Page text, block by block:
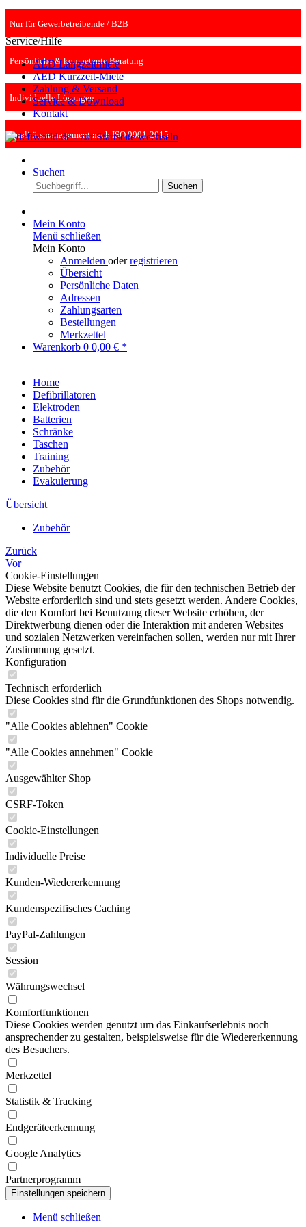
Nur für Gewerbetreibende / B2B
Persönliche & kompetente Beratung
Individuelle Lösungen
Qualitätsmanagement nach ISO 9001:2015
Service/Hilfe
AED Langzeitmiete
AED Kurzzeit-Miete
Zahlung & Versand
Service & Download
Kontakt
Suchen
Suchen
Mein Konto
Menü schließen
Mein Konto
Anmelden oderregistrieren
Übersicht
Persönliche Daten
Adressen
Zahlungsarten
Bestellungen
Merkzettel
Warenkorb 0 0,00 € *
Home
Defibrillatoren
Elektroden
Batterien
Schränke
Taschen
Training
Zubehör
Evakuierung
Übersicht
Zubehör
Zurück
Vor
Cookie-Einstellungen
Diese Website benutzt Cookies, die für den technischen Betrieb der
Website erforderlich sind und stets gesetzt werden. Andere Cookies,
die den Komfort bei Benutzung dieser Website erhöhen, der
Direktwerbung dienen oder die Interaktion mit anderen Websites
und sozialen Netzwerken vereinfachen sollen, werden nur mit Ihrer
Zustimmung gesetzt.
Konfiguration
Technisch erforderlich
Diese Cookies sind für die Grundfunktionen des Shops notwendig.
"Alle Cookies ablehnen" Cookie
"Alle Cookies annehmen" Cookie
Ausgewählter Shop
CSRF-Token
Cookie-Einstellungen
Individuelle Preise
Kunden-Wiedererkennung
Kundenspezifisches Caching
PayPal-Zahlungen
Session
Währungswechsel
Komfortfunktionen
Diese Cookies werden genutzt um das Einkaufserlebnis noch
ansprechender zu gestalten, beispielsweise für die Wiedererkennung
des Besuchers.
Merkzettel
Statistik & Tracking
Endgeräteerkennung
Google Analytics
Partnerprogramm
Menü schließen